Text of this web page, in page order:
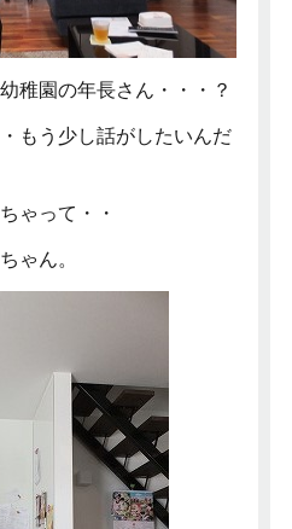
稚園の年長さん・・・？
もう少し話がしたいんだ
ゃって・・
ゃん。